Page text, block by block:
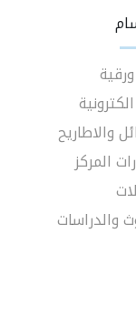
والاطاريح
المركز
والدراسات